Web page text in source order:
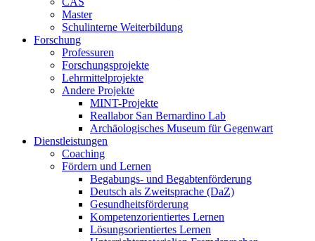
Master
Schulinterne Weiterbildung
Forschung
Professuren
Forschungsprojekte
Lehrmittelprojekte
Andere Projekte
MINT-Projekte
Reallabor San Bernardino Lab
Archäologisches Museum für Gegenwart
Dienstleistungen
Coaching
Fördern und Lernen
Begabungs- und Begabtenförderung
Deutsch als Zweitsprache (DaZ)
Gesundheitsförderung
Kompetenzorientiertes Lernen
Lösungsorientiertes Lernen